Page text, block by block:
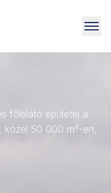
főlelátó épületei a
50 000 m²-en,